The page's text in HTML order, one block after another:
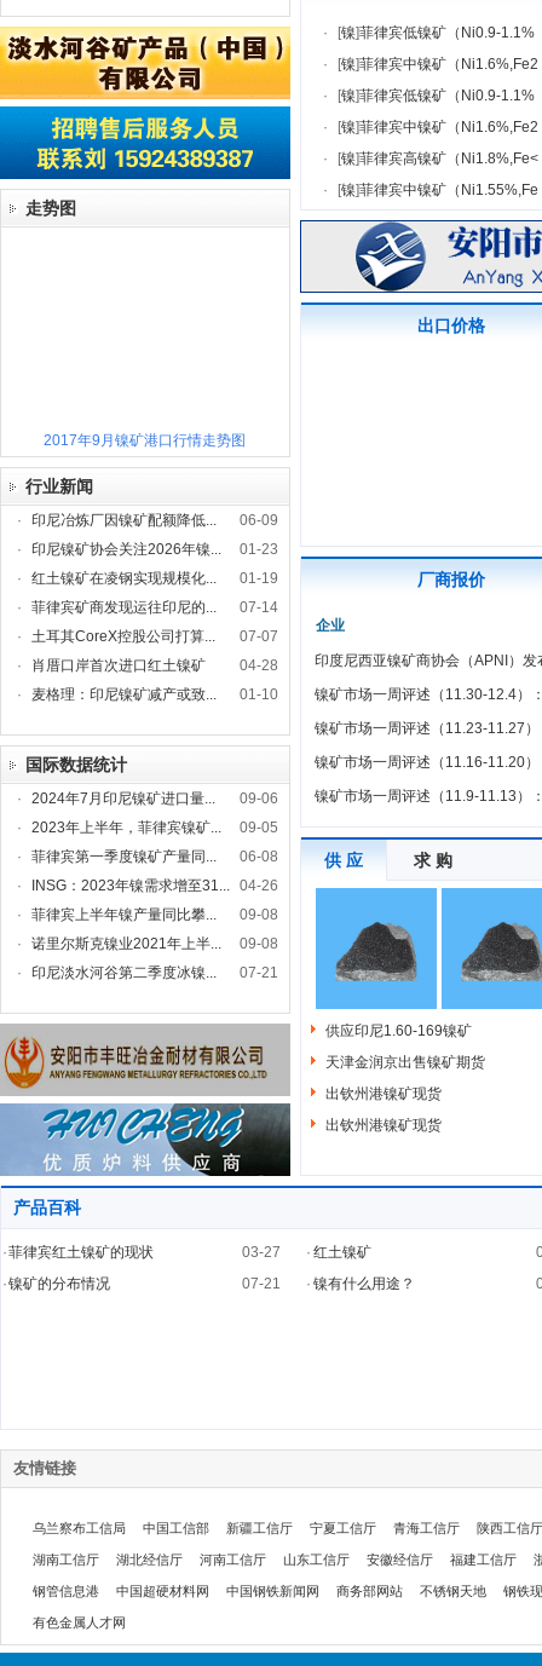
走势图
2017年9月镍矿港口行情走势图
行业新闻
· 印尼冶炼厂因镍矿配额降低...
06-09
·
印尼镍矿协会关注2026年镍...
01-23
·
红土镍矿在凌钢实现规模化...
01-19
·
菲律宾矿商发现运往印尼的...
07-14
·
土耳其CoreX控股公司打算...
07-07
·
肖厝口岸首次进口红土镍矿
04-28
·
麦格理：印尼镍矿减产或致... 01-10
国际数据统计
· 2024年7月印尼镍矿进口量...
09-06
·
2023年上半年，菲律宾镍矿...
09-05
·
菲律宾第一季度镍矿产量同...
06-08
·
INSG：2023年镍需求增至31... 04-26
·
菲律宾上半年镍产量同比攀...
09-08
·
诺里尔斯克镍业2021年上半...
09-08
·
印尼淡水河谷第二季度冰镍... 07-21
· [镍]菲律宾低镍矿（Ni0.9-1.1%
·
[镍]菲律宾中镍矿（Ni1.6%,Fe2
·
[镍]菲律宾低镍矿（Ni0.9-1.1%
·
[镍]菲律宾中镍矿（Ni1.6%,Fe2
·
[镍]菲律宾高镍矿（Ni1.8%,Fe<
·
[镍]菲律宾中镍矿（Ni1.55%,Fe
出口价格
厂商报价
企业
印度尼西亚镍矿商协会（APNI）
镍矿市场一周评述（11.30-12.4）
镍矿市场一周评述（11.23-11.27
镍矿市场一周评述（11.16-11.20
镍矿市场一周评述（11.9-11.13）
供 应 求 购
供应印尼1.60-169镍矿
天津金润京出售镍矿期货
出钦州港镍矿现货
出钦州港镍矿现货
产品百科
·菲律宾红土镍矿的现状
03-27
·镍矿的分布情况 07-21
· 红土镍矿
· 镍有什么用途？
友情链接
乌兰察布工信局 中国工信部 新疆工信厅 宁夏工信厅 青海工信厅 陕西工信厅
湖南工信厅 湖北经信厅 河南工信厅 山东工信厅 安徽经信厅 福建工信厅
钢管信息港 中国超硬材料网 中国钢铁新闻网 商务部网站 不锈钢天地 钢铁
有色金属人才网